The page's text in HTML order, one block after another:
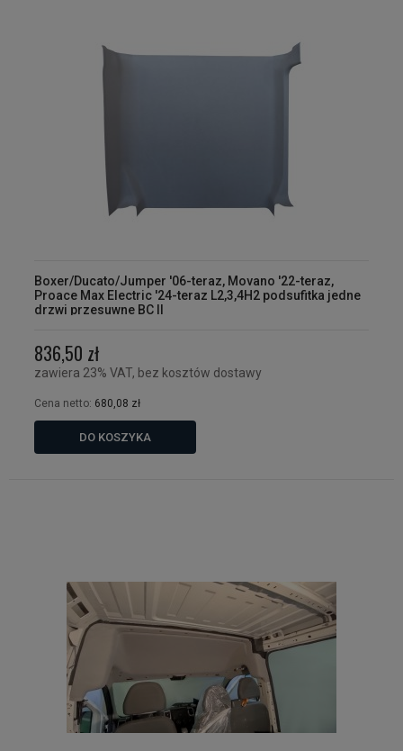
Boxer/Ducato/Jumper '06-teraz, Movano '22-teraz,
Proace Max Electric '24-teraz L2,3,4H2 podsufitka jedne
drzwi przesuwne BC II
836,50 zł
zawiera 23% VAT, bez kosztów dostawy
Cena netto: 680,08 zł
DO KOSZYKA